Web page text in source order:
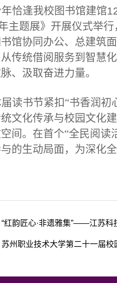
恰逢我校图书馆建馆
主题展》开展仪式举
馆协同办公、总建筑
传统借阅服务到智慧
、汲取奋进力量。
读书节紧扣“书香润初
文化传承与校园文化
间。在首个“全民阅读
的生动局面，为深化
“红韵匠心·非遗雅集”——江苏科
苏州职业技术大学第二十一届校